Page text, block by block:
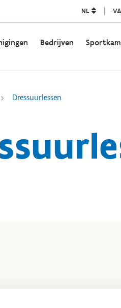
NL
Bedrijven
Dressuurlessen